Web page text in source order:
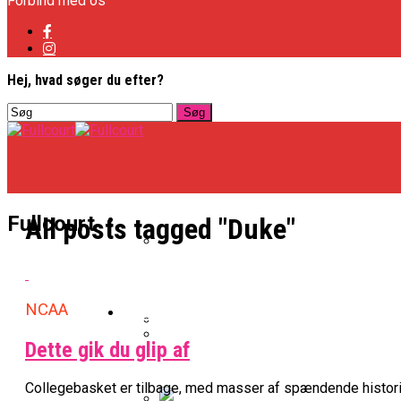
Hej, hvad søger du efter?
Fullcourt Basketligaen
BK Vejen Opruster: Amerikansk
NBA
All posts tagged "Duke"
NCAA
Dette gik du glip af
Collegebasket er tilbage, med masser af spændende